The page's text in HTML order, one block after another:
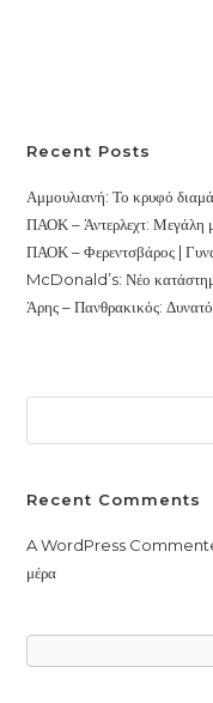
Recent Posts
Αμμουλιανή: Το κρυφό
ΠΑΟΚ – Άντερλεχτ: Μεγάλη
ΠΑΟΚ – Φερεντσβάρος |
McDonald’s: Νέο
Άρης – Πανθρακικός: Δυνατό
Recent Comments
A WordPress
μέρα